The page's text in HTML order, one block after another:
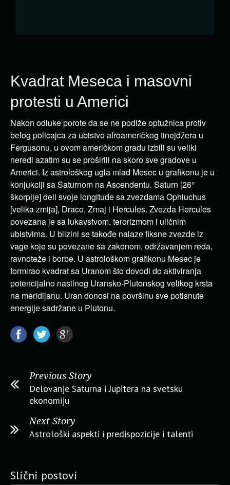
Kvadrat Meseca i masovni
protesti u Americi
Nakon odluke porote da se ne podiže optužnica protiv
belog policajca za ubistvo afroameričkog tinejdžera u
Fergusonu, u ovom američkom gradu izbili su veliki
neredi azatim su se proširili na skoro sve gradove u
Americi. Iz astrološkog ugla mlad Mesec u grafikonu je u
konjukciji sa Saturnom na Ascendentu. Saturn [26°
škorpije] deli svoje longitude sa zvezdama Ophiuchus
[velika zmija], Draco, Zmaj i Hercules. Zvezda Hercules
povezana je sa lukavstvom, terorizmom i uličnim
ubistvima. U blizini se takođe nalaze fiksne zvezde iz
vage koje su povezane sa zakonom, održavanjem reda,
ravnoteže i borbe. U astrološkom grafikonu Mesec je
formirao kvadrat sa Uranom što dovodi do aktiviranja
potencijalno nasilnog Uransko-Plutonskog velikog krsta
na meridijanu. Uran donosi na površinu sve potisnute
energije sadržane u Plutonu.
Previous Story
Delovanje Saturna i Jupitera na svetsku
ekonomiju
Next Story
Astrološki aspekti i predispozicije i talenti
Slični postovi